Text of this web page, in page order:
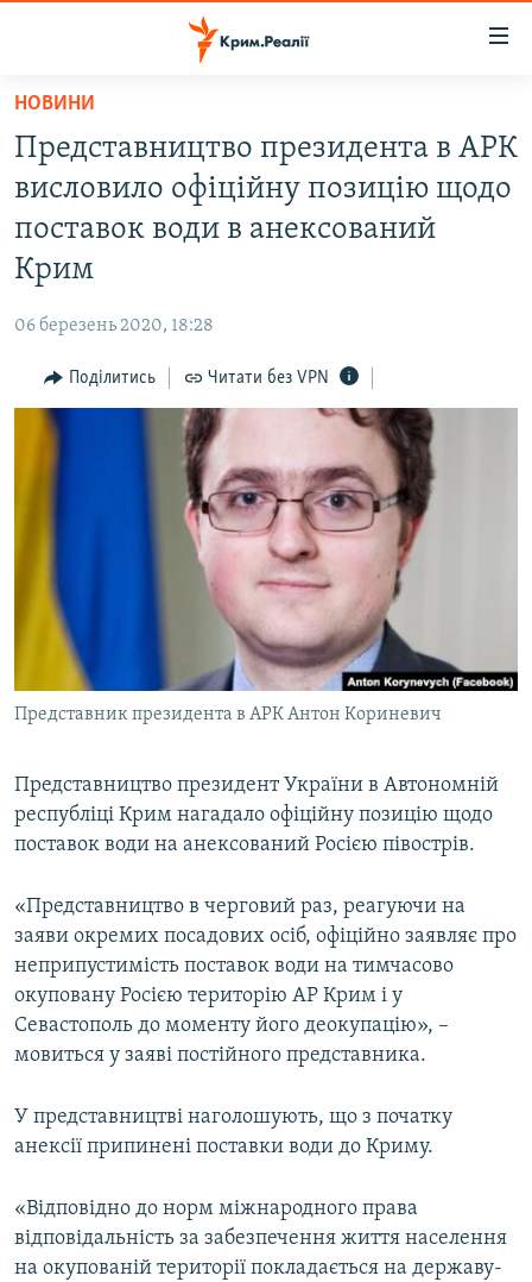
Перейти
основного
матеріалу
до
основної
Перейти
пошуку
ВОДА.КРИМ
ПОЛІТИКА
ПОГЛЯД
ІНТЕРВ'Ю
ВСЕ ЗА ДЕНЬ
СПЕЦПРОЕКТИ
ВІДЕОУРОКИ «ELIFBE»
СВІДЧЕННЯ ОКУПАЦІЇ
УКРАЇНСЬКА ПРОБЛЕМА КРИМУ
ІНФОГРАФІКА
ЯК ОБІЙТИ БЛОКУВАННЯ
Qırımtatar
ДОЛУЧАЙСЯ!
Усі сайти RFE/RL
НОВИНИ
Представництво президента в АРК
висловило офіційну позицію щодо
поставок води в анексований
Крим
06 березень 2020, 18:28
Поділитись Читати без VPN
Представник президента в АРК Антон Кориневич
Представництво президент України в Автономній
республіці Крим нагадало офіційну позицію щодо
поставок води на анексований Росією півострів.
«Представництво в черговий раз, реагуючи на
заяви окремих посадових осіб, офіційно заявляє про
неприпустимість поставок води на тимчасово
окуповану Росією територію АР Крим і у
Севастополь до моменту його деокупацію», –
мовиться у заяві постійного представника.
У представництві наголошують, що з початку
анексії припинені поставки води до Криму.
«Відповідно до норм міжнародного права
відповідальність за забезпечення життя населення
на окупованій території покладається на державу-